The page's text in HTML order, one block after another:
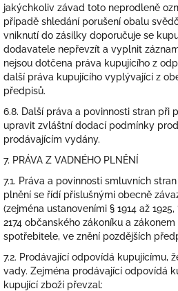
jakýchkoliv závad toto neprodleně
případě shledání porušení obalu
vniknutí do zásilky doporučuje se
dodavatele nepřevzít a vyplnit
nejsou dotčena práva kupujícího z
další práva kupujícího vyplývající z
předpisů.
6.8. Další práva a povinnosti stran při
upravit zvláštní dodací podmínky
prodávajícím vydány.
7. PRÁVA Z VADNÉHO PLNĚNÍ
7.1. Práva a povinnosti smluvních
plnění se řídí příslušnými obecně
(zejména ustanoveními § 1914 až 1925,
2174 občanského zákoníku a
spotřebitele, ve znění pozdějších
7.2. Prodávající odpovídá kupujícímu,
vady. Zejména prodávající odpovídá
kupující zboží převzal: